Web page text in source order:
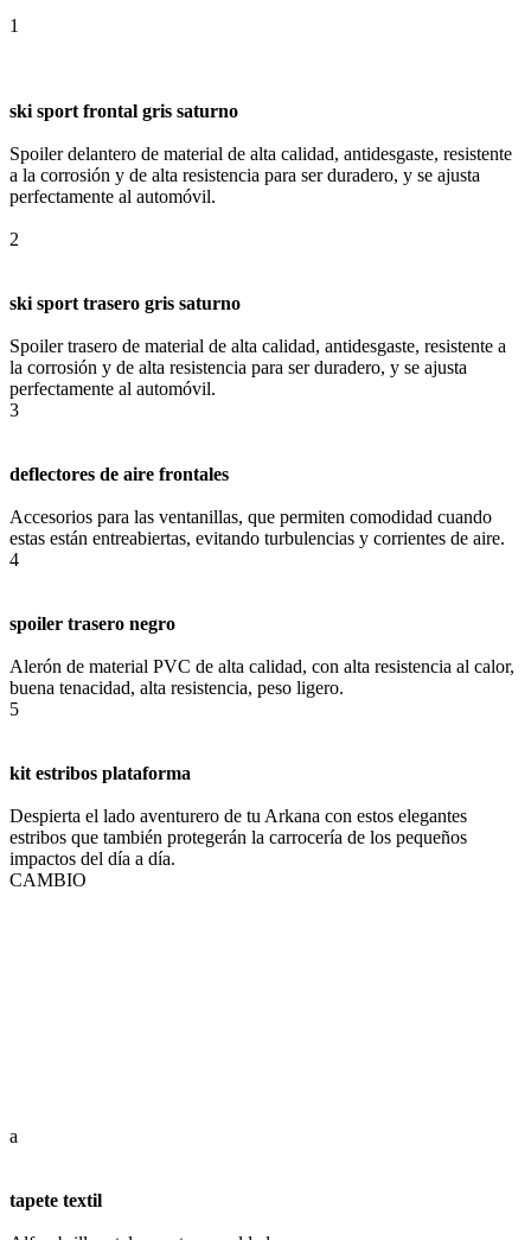
1
ski sport frontal gris saturno
Spoiler delantero de material de alta calidad, antidesgaste, resistente
a la corrosión y de alta resistencia para ser duradero, y se ajusta
perfectamente al automóvil.
2
ski sport trasero gris saturno
Spoiler trasero de material de alta calidad, antidesgaste, resistente a
la corrosión y de alta resistencia para ser duradero, y se ajusta
perfectamente al automóvil.
3
deflectores de aire frontales
Accesorios para las ventanillas, que permiten comodidad cuando
estas están entreabiertas, evitando turbulencias y corrientes de aire.
4
spoiler trasero negro
Alerón de material PVC de alta calidad, con alta resistencia al calor,
buena tenacidad, alta resistencia, peso ligero.
5
kit estribos plataforma
Despierta el lado aventurero de tu Arkana con estos elegantes
estribos que también protegerán la carrocería de los pequeños
impactos del día a día.
CAMBIO
a
tapete textil